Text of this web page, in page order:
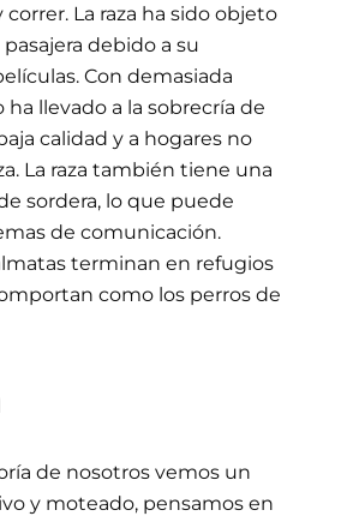
La raza ha sido objeto
debido a su
Con demasiada
ha llevado a la sobrecría de
calidad y a hogares no
La raza también tiene una
sordera, lo que puede
de comunicación.
terminan en refugios
como los perros de
de nosotros vemos un
y moteado, pensamos en